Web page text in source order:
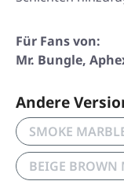
Für Fans von:
Mr. Bungle,
Andere
SMOKE
BEIGE BROWN